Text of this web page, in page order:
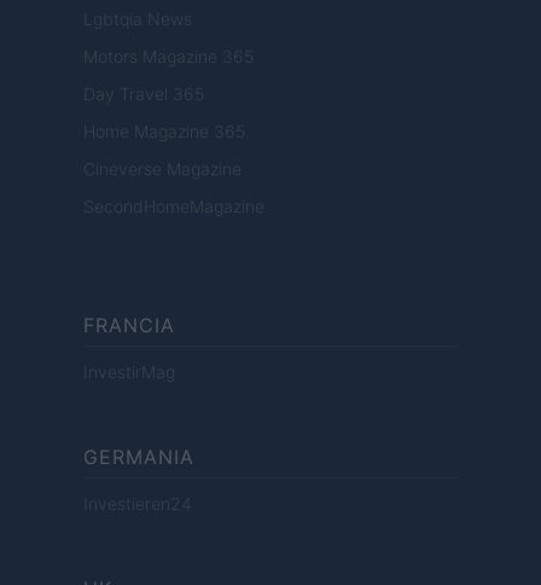
Lgbtqia News
Motors Magazine 365
Day Travel 365
Home Magazine 365
Cineverse Magazine
SecondHomeMagazine
FRANCIA
InvestirMag
GERMANIA
Investieren24